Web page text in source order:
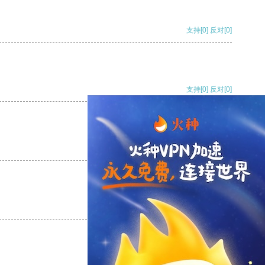
支持[0] 反对[0]
支持[0] 反对[0]
支持[0] 反对
支持